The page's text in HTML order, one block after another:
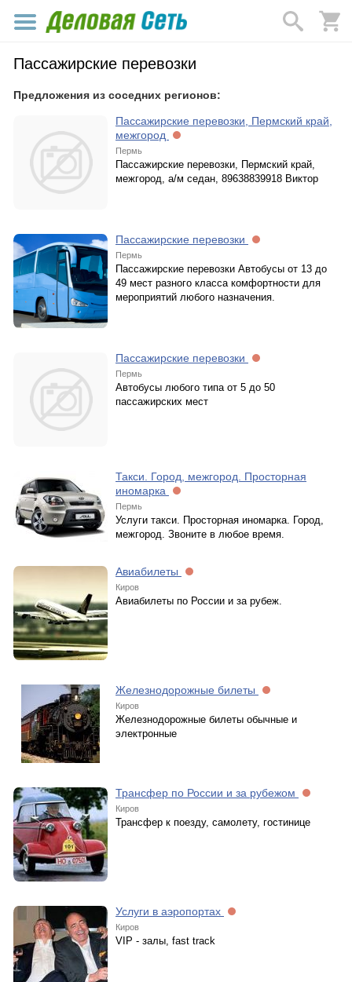
Пассажирские перевозки
Предложения из соседних регионов:
Пассажирские перевозки, Пермский край,
межгород
Пермь
Пассажирские перевозки, Пермский край,
межгород, а/м седан, 89638839918 Виктор
Пассажирские перевозки
Пермь
Пассажирские перевозки Автобусы от 13 до
49 мест разного класса комфортности для
мероприятий любого назначения.
Пассажирские перевозки
Пермь
Автобусы любого типа от 5 до 50
пассажирских мест
Такси. Город, межгород. Просторная
иномарка
Пермь
Услуги такси. Просторная иномарка. Город,
межгород. Звоните в любое время.
Авиабилеты
Киров
Авиабилеты по России и за рубеж.
Железнодорожные билеты
Киров
Железнодорожные билеты обычные и
электронные
Трансфер по России и за рубежом
Киров
Трансфер к поезду, самолету, гостинице
Услуги в аэропортах
Киров
VIP - залы, fast track